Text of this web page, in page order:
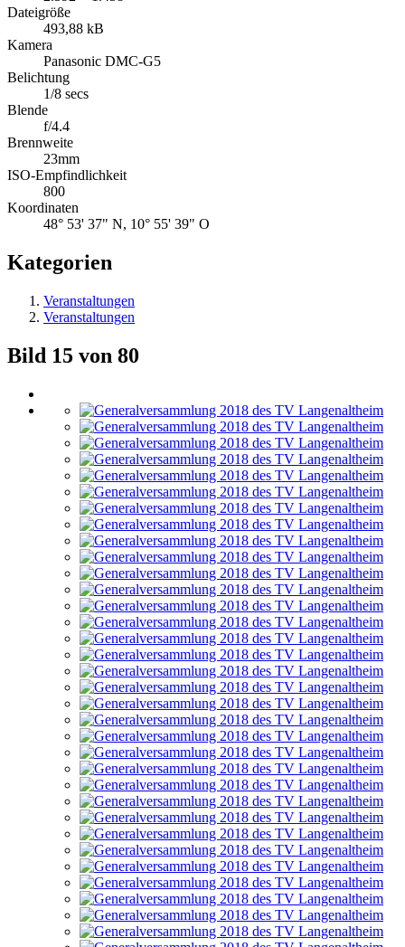
Dateigröße
493,88 kB
Kamera
Panasonic DMC-G5
Belichtung
1/8 secs
Blende
f/4.4
Brennweite
23mm
ISO-Empfindlichkeit
800
Koordinaten
48° 53' 37" N, 10° 55' 39" O
Kategorien
Veranstaltungen
Veranstaltungen
Bild 15 von 80